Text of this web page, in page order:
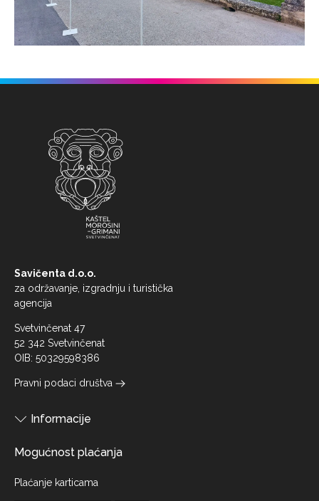
Savičenta d.o.o.
za održavanje, izgradnju i turistička
agencija
Svetvinčenat 47
52 342 Svetvinčenat
OIB: 50329598386
Pravni podaci društva
Informacije
Mogućnost plaćanja
Plaćanje karticama